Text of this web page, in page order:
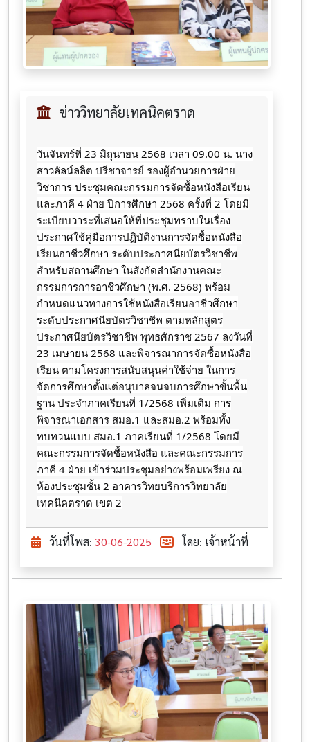
ข่าววิทยาลัยเทคนิคตราด
วันจันทร์ที่ 23 มิถุนายน 2568 เวลา 09.00 น. นาง
สาวลัลน์ลลิต ปรีชาจารย์ รองผู้อำนวยการฝ่าย
วิชาการ ประชุมคณะกรรมการจัดซื้อหนังสือเรียน
และภาคี 4 ฝ่าย ปีการศึกษา 2568 ครั้งที่ 2 โดยมี
ระเบียบวาระที่เสนอให้ที่ประชุมทราบในเรื่อง
ประกาศใช้คู่มือการปฏิบัติงานการจัดซื้อหนังสือ
เรียนอาชีวศึกษา ระดับประกาศนียบัตรวิชาชีพ
สำหรับสถานศึกษา ในสังกัดสำนักงานคณะ
กรรมการการอาชีวศึกษา (พ.ศ. 2568) พร้อม
กำหนดแนวทางการใช้หนังสือเรียนอาชีวศึกษา
ระดับประกาศนียบัตรวิชาชีพ ตามหลักสูตร
ประกาศนียบัตรวิชาชีพ พุทธศักราช 2567 ลงวันที่
23 เมษายน 2568 และพิจารณาการจัดซื้อหนังสือ
เรียน ตามโครงการสนับสนุนค่าใช้จ่าย ในการ
จัดการศึกษาตั้งแต่อนุบาลจนจบการศึกษาขั้นพื้น
ฐาน ประจำภาคเรียนที่ 1/2568 เพิ่มเติม การ
พิจารณาเอกสาร สมอ.1 และสมอ.2 พร้อมทั้ง
ทบทวนแบบ สมอ.1 ภาคเรียนที่ 1/2568 โดยมี
คณะกรรมการจัดซื้อหนังสือ และคณะกรรมการ
ภาคี 4 ฝ่าย เข้าร่วมประชุมอย่างพร้อมเพรียง ณ
ห้องประชุมชั้น 2 อาคารวิทยบริการวิทยาลัย
เทคนิคตราด เขต 2
วันที่โพส: 30-06-2025 โดย: เจ้าหน้าที่